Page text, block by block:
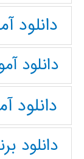
دانلود
دانلود
دانلود
دانلود